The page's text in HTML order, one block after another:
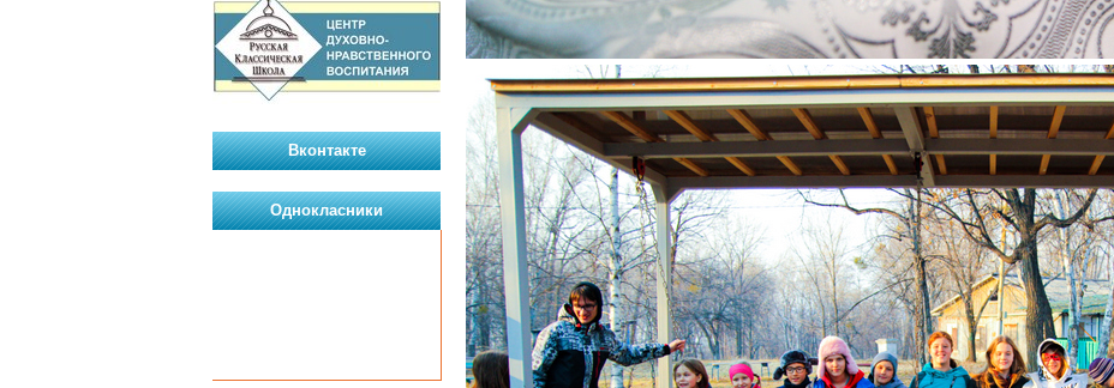
Вконтакте
Однокласники